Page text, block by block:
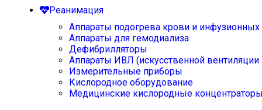
Реанимация
Аппараты подогрева крови и инфузионных
Аппараты для гемодиализа
Дефибрилляторы
Аппараты ИВЛ (искусственной вентиляции
Измерительные приборы
Кислородное оборудование
Медицинские кислородные